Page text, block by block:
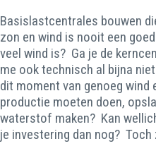
Basislastcentrales bouwen
zon en wind is nooit een
veel wind is? Ga je de
me ook technisch al bijna
dit moment van genoeg wind
productie moeten doen,
waterstof maken? Kan
je investering dan nog?